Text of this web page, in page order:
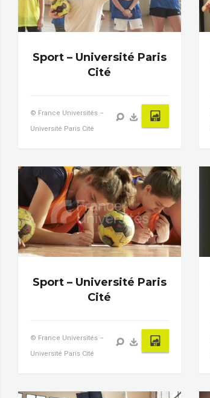
Sport – Université Paris
Cité
© France Universités –
Université Paris Cité
Sport – Université Paris
Cité
© France Universités –
Université Paris Cité